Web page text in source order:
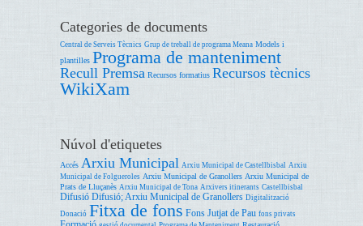
Categories de documents
Central de Serveis Tècnics Grup de treball de programa Meana Models i
plantilles Programa de manteniment
Recull Premsa Recursos formatius Recursos tècnics
WikiXam
Núvol d'etiquetes
Accés Arxiu Municipal Arxiu Municipal de Castellbisbal Arxiu
Municipal de Folgueroles Arxiu Municipal de Granollers Arxiu Municipal de
Prats de Lluçanès Arxiu Municipal de Tona Arxivers itinerants Castellbisbal
Difusió Difusió; Arxiu Municipal de Granollers Digitalització
Donació Fitxa de fons Fons Jutjat de Pau fons privats